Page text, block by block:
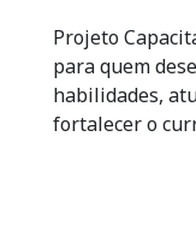
Projeto
para quem
habilidades,
fortalecer o